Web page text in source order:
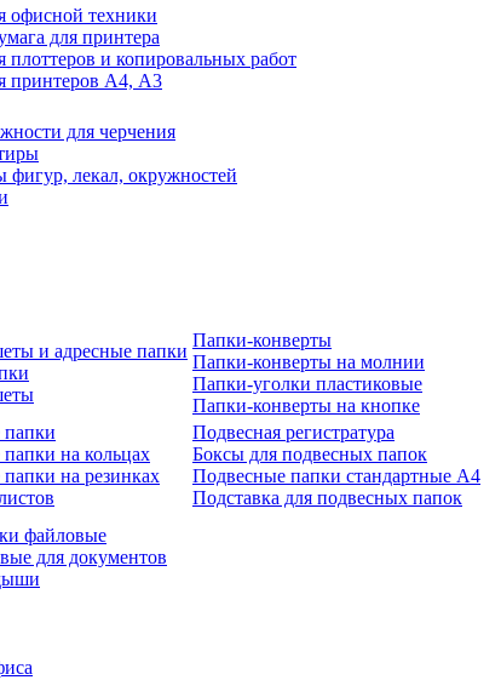
офисной техники
для принтера
плоттеров и копировальных работ
принтеров А4, А3
для черчения
фигур, лекал, окружностей
и адресные папки
Папки-конверты
Папки-конверты на молнии
Папки-уголки пластиковые
Папки-конверты на кнопке
папки
на кольцах
на резинках
Подвесная регистратура
Боксы для подвесных папок
Подвесные папки стандартные А4
Подставка для подвесных папок
файловые
для документов